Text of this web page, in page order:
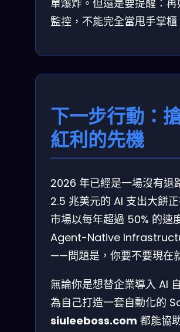
單爆炸。但還是要提醒：
監控，不能完全當甩手掌櫃
下一步行動：
紅利的先機
2026 年已經是一場沒有
2.5 兆美元的 AI 支出大餅
市場以每年超過 50% 的速
Agent-Native
——問題是，你要不要現在
無論你是想替企業導入 AI
為自己打造一套自動化的
siuleeboss.com 都能協